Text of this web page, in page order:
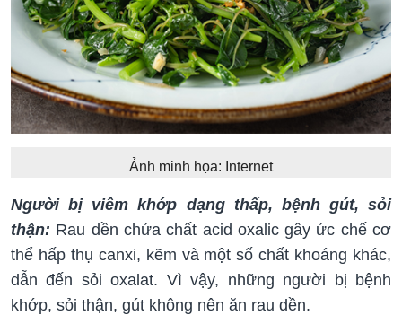
Ảnh minh họa: Internet
Người bị viêm khớp dạng thấp, bệnh gút, sỏi
thận: Rau dền chứa chất acid oxalic gây ức chế cơ
thể hấp thụ canxi, kẽm và một số chất khoáng khác,
dẫn đến sỏi oxalat. Vì vậy, những người bị bệnh
khớp, sỏi thận, gút không nên ăn rau dền.